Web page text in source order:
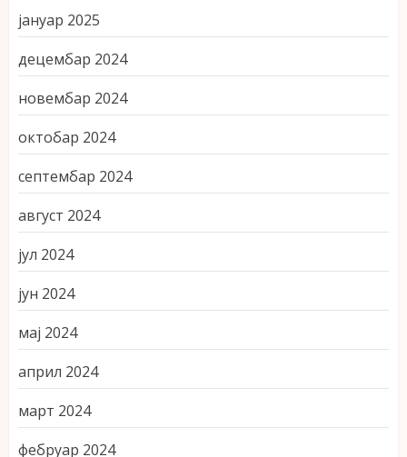
јануар 2025
децембар 2024
новембар 2024
октобар 2024
септембар 2024
август 2024
јул 2024
јун 2024
мај 2024
април 2024
март 2024
фебруар 2024